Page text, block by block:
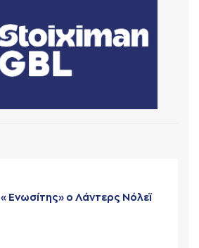
«Ενωσίτης» ο Λάντερς Νόλεϊ